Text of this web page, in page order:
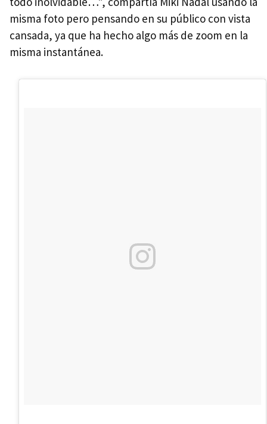
misma foto pero pensando en su público con vista
cansada, ya que ha hecho algo más de zoom en la
misma instantánea.